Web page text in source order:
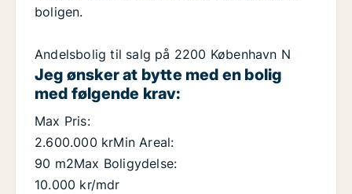
boligen.
Andelsbolig til salg på 2200 København N
Jeg ønsker at bytte med en bolig
med følgende krav:
Max Pris:
2.600.000 krMin Areal:
90 m2Max Boligydelse:
10.000 kr/mdr